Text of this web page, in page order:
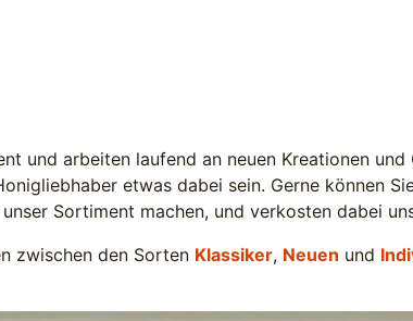
und arbeiten laufend an neuen Kreationen
etwas dabei sein. Gerne können
Sortiment machen, und verkosten dabei
zwischen den Sorten Klassiker, Neuen und